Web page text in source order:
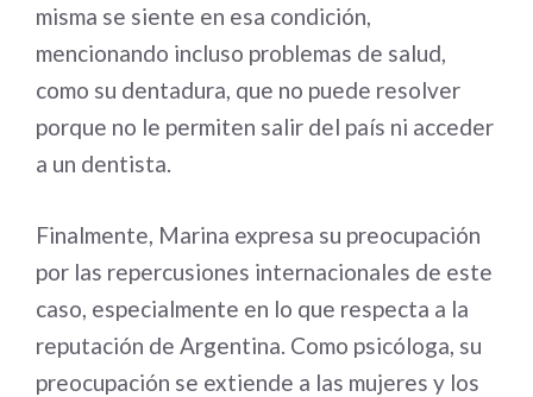
misma se siente en esa condición,
mencionando incluso problemas de salud,
como su dentadura, que no puede resolver
porque no le permiten salir del país ni acceder
a un dentista.
Finalmente, Marina expresa su preocupación
por las repercusiones internacionales de este
caso, especialmente en lo que respecta a la
reputación de Argentina. Como psicóloga, su
preocupación se extiende a las mujeres y los